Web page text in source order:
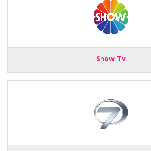
Show Tv